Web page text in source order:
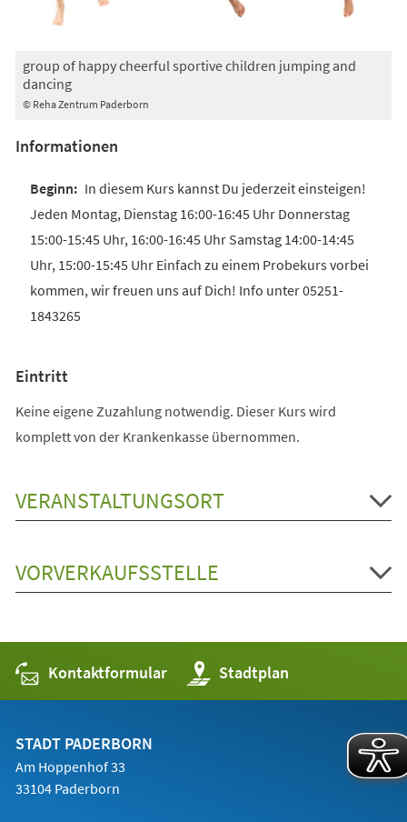
© Reha Zentrum Paderborn
group of happy cheerful sportive children jumping and
dancing
Informationen
In diesem Kurs kannst Du jederzeit einsteigen!
Jeden Montag, Dienstag 16:00-16:45 Uhr Donnerstag
15:00-15:45 Uhr, 16:00-16:45 Uhr Samstag 14:00-14:45
Uhr, 15:00-15:45 Uhr Einfach zu einem Probekurs vorbei
kommen, wir freuen uns auf Dich! Info unter 05251-
1843265
Eintritt
Keine eigene Zuzahlung notwendig. Dieser Kurs wird
komplett von der Krankenkasse übernommen.
VERANSTALTUNGSORT
VORVERKAUFSSTELLE
Kontaktformular Stadtplan
(Öffnet
in
einem
STADT PADERBORN
Am Hoppenhof 33
33104 Paderborn